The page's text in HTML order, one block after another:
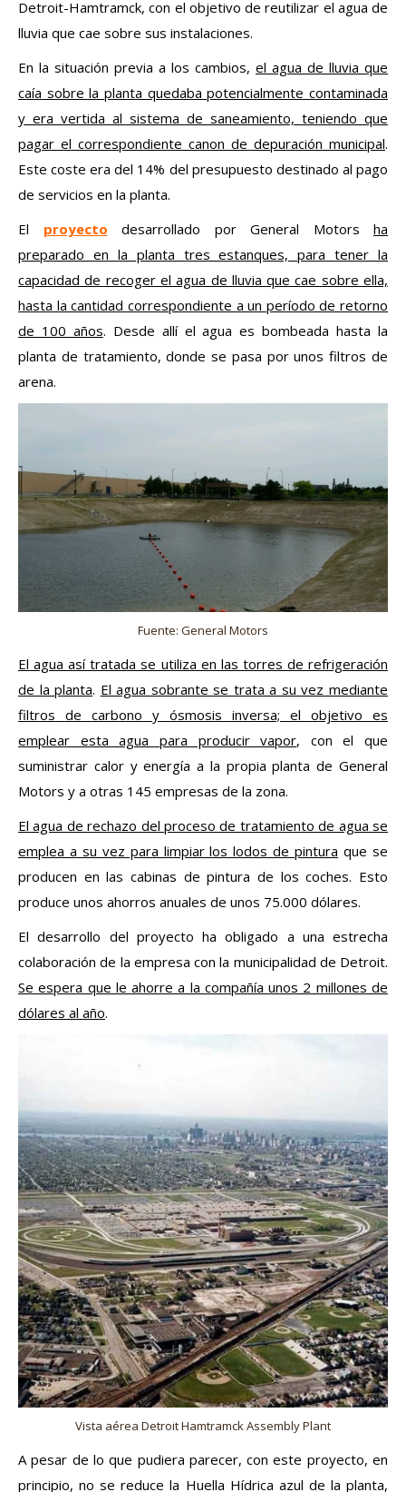
Detroit-Hamtramck, con el objetivo de reutilizar el agua de
lluvia que cae sobre sus instalaciones.
En la situación previa a los cambios, el agua de lluvia que
caía sobre la planta quedaba potencialmente contaminada
y era vertida al sistema de saneamiento, teniendo que
pagar el correspondiente canon de depuración municipal.
Este coste era del 14% del presupuesto destinado al pago
de servicios en la planta.
El proyecto desarrollado por General Motors ha
preparado en la planta tres estanques, para tener la
capacidad de recoger el agua de lluvia que cae sobre ella,
hasta la cantidad correspondiente a un período de retorno
de 100 años. Desde allí el agua es bombeada hasta la
planta de tratamiento, donde se pasa por unos filtros de
arena.
Fuente: General Motors
El agua así tratada se utiliza en las torres de refrigeración
de la planta. El agua sobrante se trata a su vez mediante
filtros de carbono y ósmosis inversa; el objetivo es
emplear esta agua para producir vapor, con el que
suministrar calor y energía a la propia planta de General
Motors y a otras 145 empresas de la zona.
El agua de rechazo del proceso de tratamiento de agua se
emplea a su vez para limpiar los lodos de pintura que se
producen en las cabinas de pintura de los coches. Esto
produce unos ahorros anuales de unos 75.000 dólares.
El desarrollo del proyecto ha obligado a una estrecha
colaboración de la empresa con la municipalidad de Detroit.
Se espera que le ahorre a la compañía unos 2 millones de
dólares al año.
Vista aérea Detroit Hamtramck Assembly Plant
A pesar de lo que pudiera parecer, con este proyecto, en
principio, no se reduce la Huella Hídrica azul de la planta,